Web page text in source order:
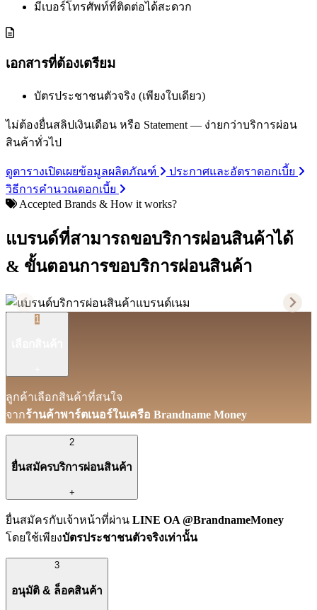
มีเบอร์โทรศัพท์ที่ติดต่อได้สะดวก
เอกสารที่ต้องเตรียม
บัตรประชาชนตัวจริง (เพียงใบเดียว)
ไม่ต้องยื่นสลิปเงินเดือน หรือ Statement — ง่ายกว่าบริการผ่อน
สินค้าทั่วไป
ดูตารางเปิดเผยข้อมูลผลิตภัณฑ์
ประกาศและอัตราดอกเบี้ย
วิธีการคำนวณดอกเบี้ย
Accepted Brands & How it works?
แบรนด์ที่สามารถขอบริการผ่อนสินค้าได้
& ขั้นตอนการขอบริการผ่อนสินค้า
1
ลูกค้าเลือกสินค้าที่สนใจ
จากร้านค้าพาร์ตเนอร์ในเครือ Brandname Money
2
ยื่นสมัครบริการผ่อนสินค้า
+
ยื่นสมัครกับเจ้าหน้าที่ผ่าน LINE OA @BrandnameMoney
โดยใช้เพียงบัตรประชาชนตัวจริงเท่านั้น
3
อนุมัติ & ล็อคสินค้า